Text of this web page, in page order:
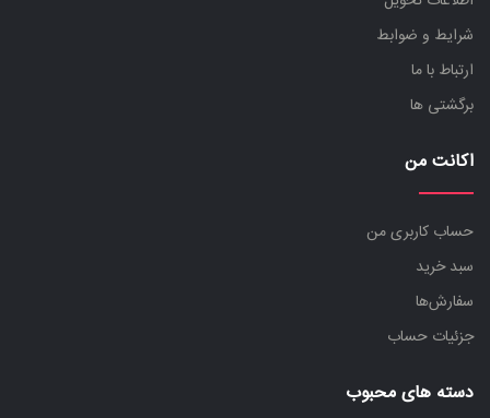
شرایط و ضوابط
ارتباط با ما
برگشتی ها
اکانت من
حساب کاربری من
سبد خرید
سفارش‌ها
جزئیات حساب
دسته های محبوب